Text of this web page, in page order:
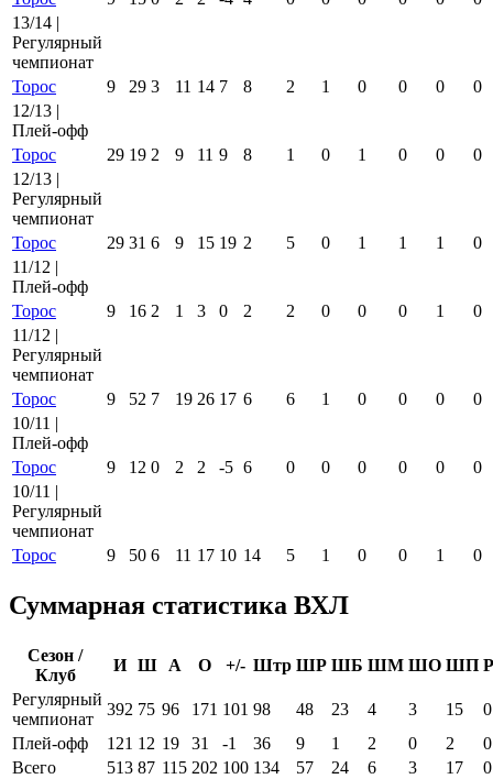
13/14 |
Регулярный
чемпионат
Торос
9 29 3 11 14 7 8 2 1 0 0 0
0
12/13 |
Плей-офф
Торос
29 19 2 9 11 9 8 1 0 1 0 0
0
12/13 |
Регулярный
чемпионат
Торос
29 31 6 9 15 19 2 5 0 1 1 1
0
11/12 |
Плей-офф
Торос
9 16 2 1 3 0 2 2 0 0 0 1
0
11/12 |
Регулярный
чемпионат
Торос
9 52 7 19 26 17 6 6 1 0 0 0
0
10/11 |
Плей-офф
Торос
9 12 0 2 2 -5 6 0 0 0 0 0
0
10/11 |
Регулярный
чемпионат
Торос
9 50 6 11 17 10 14 5 1 0 0 1 0
Суммарная статистика ВХЛ
Сезон /
Клуб
И Ш А О +/- Штр ШР ШБ ШМ ШО ШП
Регулярный
чемпионат
392 75 96 171 101 98 48 23 4 3 15
0
Плей-офф
121 12 19 31 -1 36 9 1 2 0 2
0
Всего
513 87 115 202 100 134 57 24 6 3 17
0